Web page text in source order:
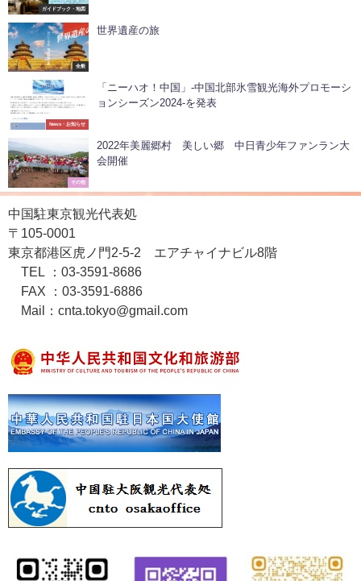
ガイドブック・地図
全般
世界遺産の旅
News・お知らせ
「ニーハオ！中国」-中国北部氷雪観光海外プロモーシ
ョンシーズン2024-を発表
その他
2022年美麗郷村 美しい郷 中日青少年ファンラン大
会開催
中国駐東京観光代表処
〒105-0001
東京都港区虎ノ門2-5-2 エアチャイナビル8階
TEL ：03-3591-8686
FAX ：03-3591-6886
Mail：cnta.tokyo@gmail.com